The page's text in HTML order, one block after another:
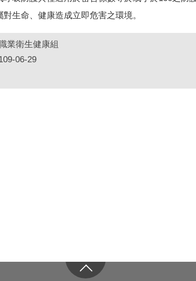
生命、健康造成立即危害之環境。
業衛生健康組
06-29